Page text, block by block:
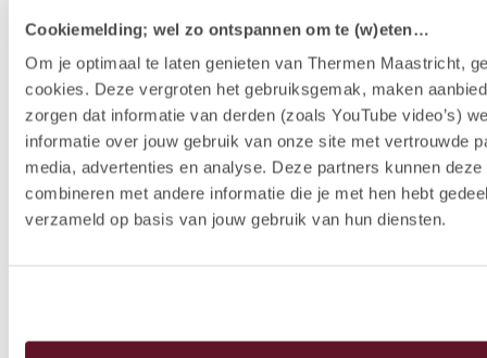
Cookiemelding; wel zo ontspannen om te (w)eten…
Om je optimaal te laten genieten van Thermen Maastricht,
cookies. Deze vergroten het gebruiksgemak, maken
zorgen dat informatie van derden (zoals YouTube video’s)
informatie over jouw gebruik van onze site met vertrouwde
media, advertenties en analyse. Deze partners kunnen deze
combineren met andere informatie die je met hen hebt
verzameld op basis van jouw gebruik van hun diensten.
Hotelausstattung